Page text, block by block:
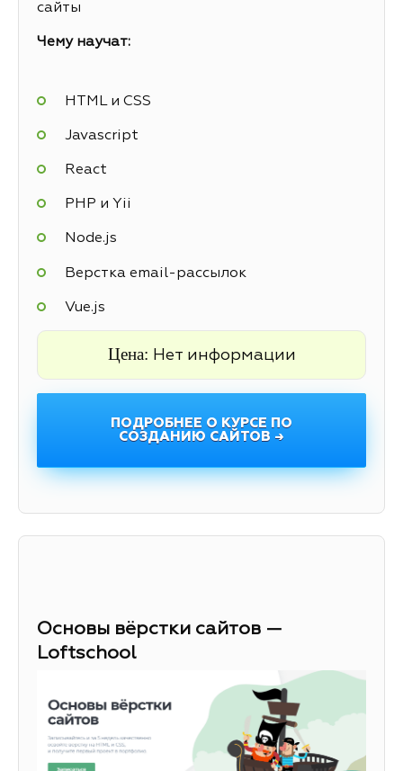
сайты
Чему научат:
HTML и CSS
Javascript
React
PHP и Yii
Node.js
Верстка email-рассылок
Vue.js
Цена: Нет информации
ПОДРОБНЕЕ О КУРСЕ ПО
СОЗДАНИЮ САЙТОВ →
Основы вёрстки сайтов —
Loftschool